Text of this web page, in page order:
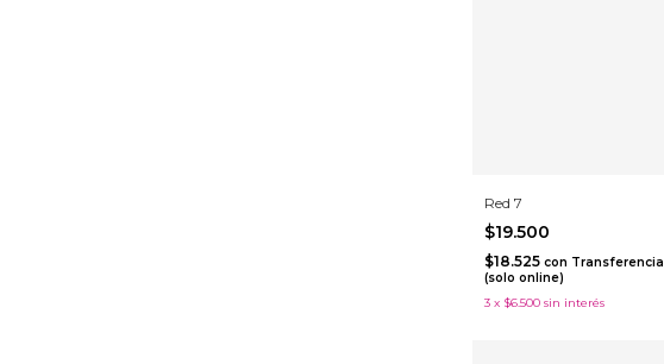
Red 7
$19.500
$18.525 con Transferencia
(solo online)
3 x $6.500 sin interés